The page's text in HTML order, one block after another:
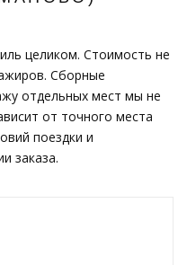
целиком. Стоимость не
Сборные
отдельных мест мы не
от точного места
поездки и
заказа.